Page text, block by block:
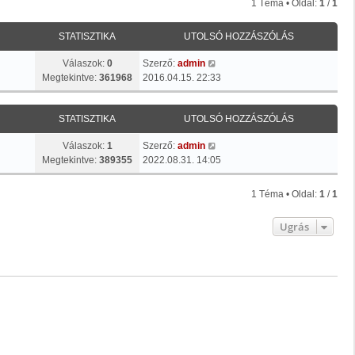
1 Téma • Oldal: 1 /1
STATISZTIKA UTOLSÓ HOZZÁSZÓLÁS
Válaszok: 0
Megtekintve: 361968
Szerző: admin
2016.04.15. 22:33
STATISZTIKA UTOLSÓ HOZZÁSZÓLÁS
Válaszok: 1
Megtekintve: 389355
Szerző: admin
2022.08.31. 14:05
1 Téma • Oldal: 1 /1
Ugrás